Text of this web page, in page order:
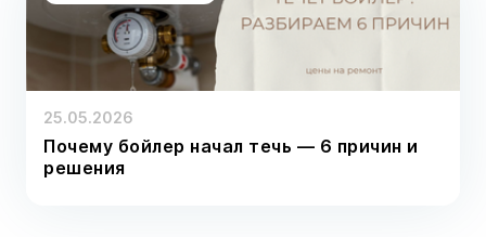
25.05.2026
Почему бойлер начал течь — 6 причин и
решения